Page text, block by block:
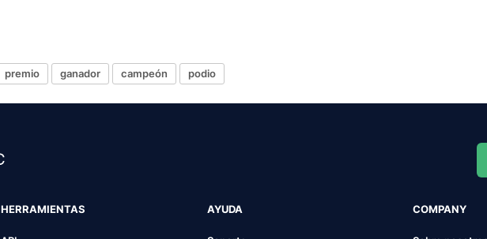
premio ganador campeón podio
HERRAMIENTAS AYUDA COMPANY